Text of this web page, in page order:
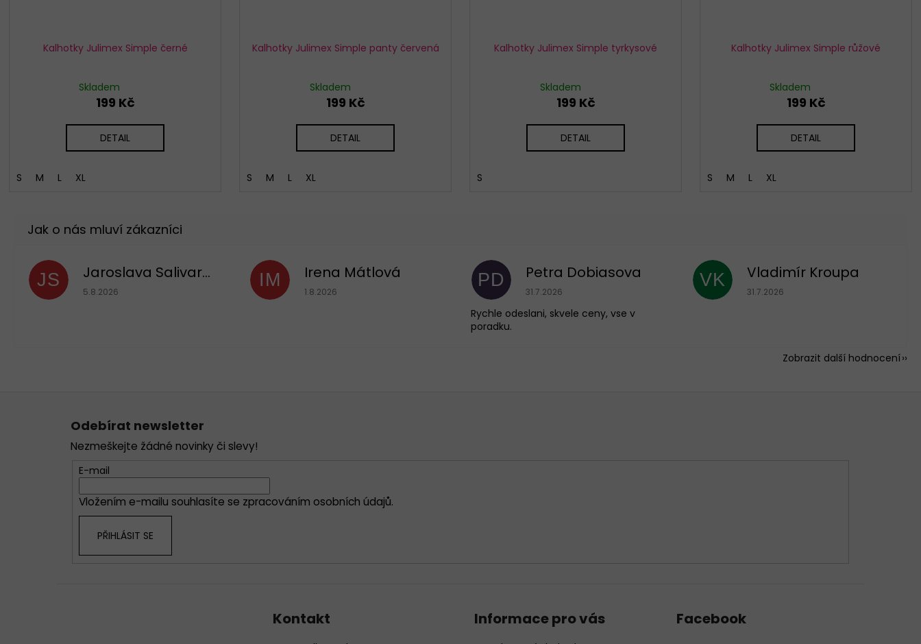
Kalhotky Julimex Simple černé
Skladem
199 Kč
DETAIL
S M L XL
Kalhotky Julimex Simple panty červená
Skladem
199 Kč
DETAIL
S M L XL
Kalhotky Julimex Simple tyrkysové
Skladem
199 Kč
DETAIL
S
Kalhotky Julimex Simple růžové
Skladem
199 Kč
DETAIL
S M L XL
JS Jaroslava Salivarová
Hodnocení obchodu je 5 z 5 hvězdiček.
5.8.2026
IM Irena Mátlová
Hodnocení obchodu je 5 z 5 hvězdiček.
1.8.2026
PD Petra Dobiasova
Hodnocení obchodu je 5 z 5 hvězdiček.
31.7.2026
Rychle odeslani, skvele ceny, vse v
poradku.
VK Vladimír Kroupa
Hodnocení obchodu je 5 z 5
31.7.2026
Zobrazit další hodnocení
Odebírat newsletter
Nezmeškejte žádné novinky či slevy!
E-mail
Vložením e-mailu souhlasíte se zpracováním osobních údajů.
PŘIHLÁSIT SE
Kontakt Informace pro vás Facebook